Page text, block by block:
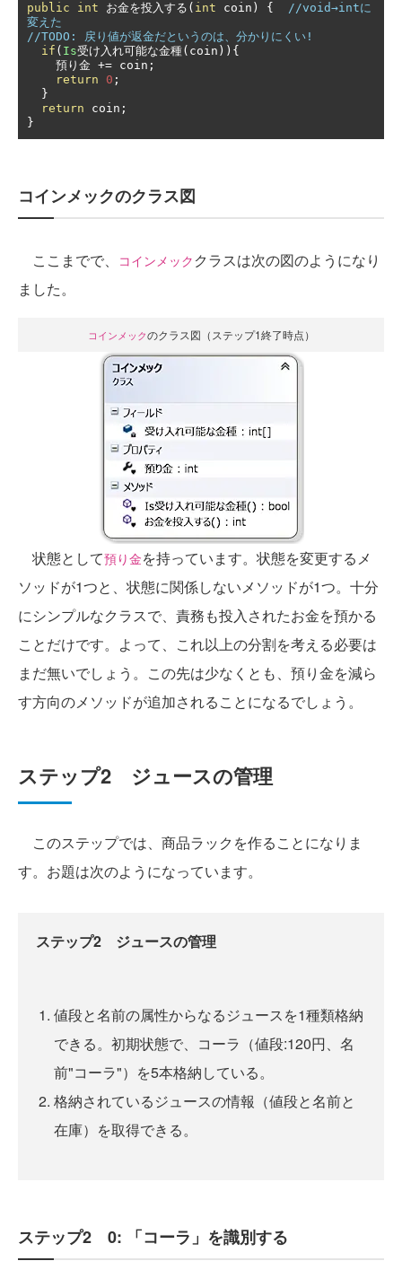
public int お金を投入する( int coin ) {
//void→intに
変えた
//TODO: 戻り値が返金だというのは、分かりにくい!
if ( Is受け入れ可能な金種( coin )){
預り金 += coin ;
return
0 ;
}
return coin ;
}
コインメックのクラス図
ここまでで、 コインメック クラスは次の図のようになり
ました。
コインメックのクラス図（ステップ1終了時点）
状態として預り金を持っています。状態を変更するメ
ソッドが1つと、状態に関係しないメソッドが1つ。十分
にシンプルなクラスで、責務も投入されたお金を預かる
ことだけです。よって、これ以上の分割を考える必要は
まだ無いでしょう。この先は少なくとも、預り金を減ら
す方向のメソッドが追加されることになるでしょう。
ステップ2 ジュースの管理
このステップでは、商品ラックを作ることになりま
す。お題は次のようになっています。
ステップ2 ジュースの管理
値段と名前の属性からなるジュースを1種類格納
できる。初期状態で、コーラ（値段:120円、名
前"コーラ"）を5本格納している。
格納されているジュースの情報（値段と名前と
在庫）を取得できる。
ステップ2 0: 「コーラ」を識別する